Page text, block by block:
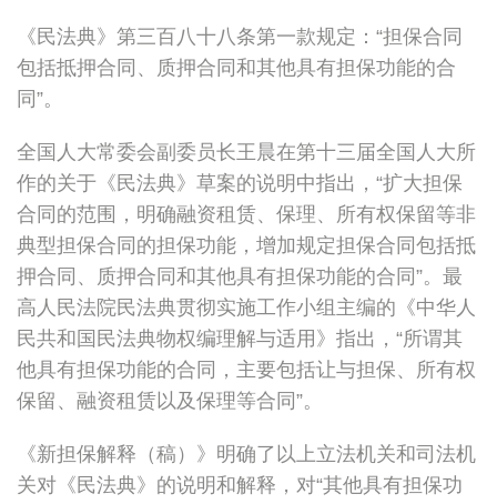
《民法典》第三百八十八条第一款规定：“担保合同
包括抵押合同、质押合同和其他具有担保功能的合
同”。
全国人大常委会副委员长王晨在第十三届全国人大所
作的关于《民法典》草案的说明中指出，“扩大担保
合同的范围，明确融资租赁、保理、所有权保留等非
典型担保合同的担保功能，增加规定担保合同包括抵
押合同、质押合同和其他具有担保功能的合同”。最
高人民法院民法典贯彻实施工作小组主编的《中华人
民共和国民法典物权编理解与适用》指出，“所谓其
他具有担保功能的合同，主要包括让与担保、所有权
保留、融资租赁以及保理等合同”。
《新担保解释（稿）》明确了以上立法机关和司法机
关对《民法典》的说明和解释，对“其他具有担保功